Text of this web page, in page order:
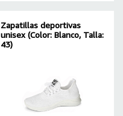
Zapatillas deportivas
unisex (Color: Blanco, Talla:
43)